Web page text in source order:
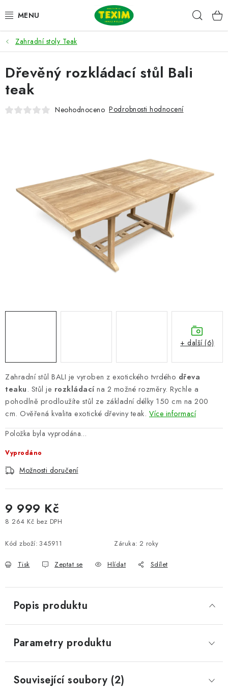
na
ZAHRADNÍ SESTAVY
ŽIDLE
STOLY
DOPLŇKY
NOVINKY
Nákup na splátky ESSOX
Zahradní stoly Teak
Zahradní stůl BALI je vyroben z exotického tvrdého dřeva
teaku. Stůl je rozkládacína 2 možné rozměry. Rychle a
pohodlně prodloužíte stůl ze základní délky 150 cm na 200
cm. Ověřená kvalita exotické dřeviny teak. Více informací
Položka byla vyprodána…
Vyprodáno
Možnosti doručení
9 999 Kč
8 264 Kč bez DPH
Kód zboží: 345911 Záruka: 2 roky
Tisk Zeptat se Hlídat Sdílet
Dřevěný rozkládací stůl Bali
teak
Neohodnoceno Podrobnosti hodnocení
+ další (6)
Popis produktu
Parametry produktu
Související soubory (2)